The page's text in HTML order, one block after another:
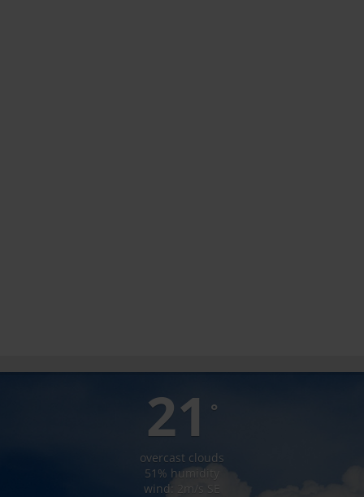
21 °
overcast clouds
51% humidity
wind: 2m/s SE